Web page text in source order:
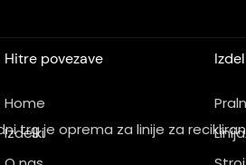
trg je oprema za linije za
Hitre povezave
Home
Izdelki